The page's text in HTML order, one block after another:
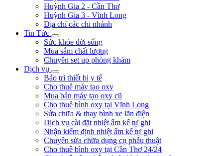
Huỳnh Gia 2 - Cần Thơ
Huỳnh Gia 3 - Vĩnh Long
Địa chỉ các chi nhánh
Tin Tức
Sức khỏe đời sống
Mua sắm chất lượng
Chuyên set up phòng khám
Dịch vụ
Bảo trì thiết bị y tế
Cho thuê máy tạo oxy
Mua bán máy tạo oxy cũ
Cho thuê bình oxy tại Vĩnh Long
Sửa chữa & thay bình xe lăn điện
Dịch vụ cài đặt nhiệt ẩm kế tự ghi
Nhận kiểm định nhiệt ẩm kế tự ghi
Chuyên sửa chữa dụng cụ phẫu thuật
Cho thuê bình oxy tại Cần Thơ 24/24